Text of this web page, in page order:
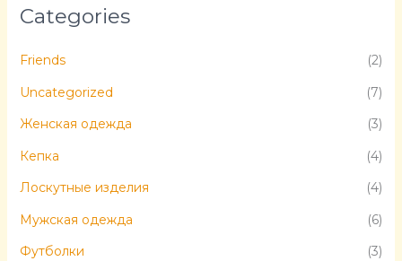
Categories
Friends
(2)
Uncategorized
(7)
Женская одежда
(3)
Кепка
(4)
Лоскутные изделия
(4)
Мужская одежда
(6)
Футболки
(3)